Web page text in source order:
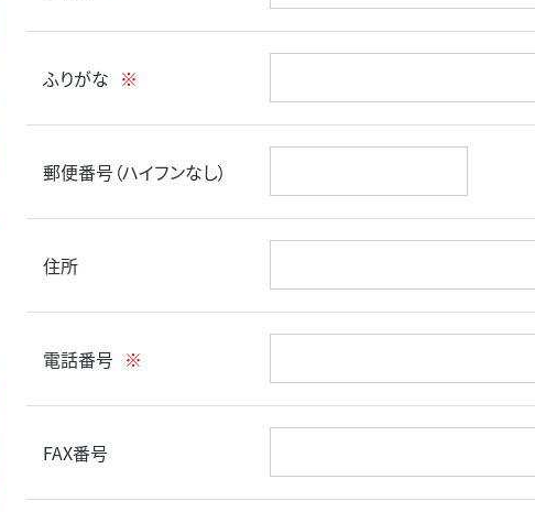
ふりがな ※
郵便番号（ハイフンなし）
住所
電話番号 ※
FAX番号